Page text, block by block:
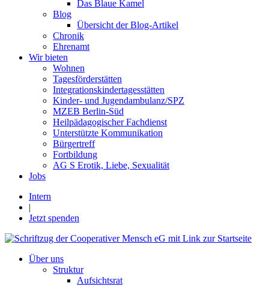
Das Blaue Kamel
Blog
Übersicht der Blog-Artikel
Chronik
Ehrenamt
Wir bieten
Wohnen
Tagesförderstätten
Integrationskindertagesstätten
Kinder- und Jugendambulanz/SPZ
MZEB Berlin-Süd
Heilpädagogischer Fachdienst
Unterstützte Kommunikation
Bürgertreff
Fortbildung
AG S Erotik, Liebe, Sexualität
Jobs
Intern
|
Jetzt spenden
Über uns
Struktur
Aufsichtsrat